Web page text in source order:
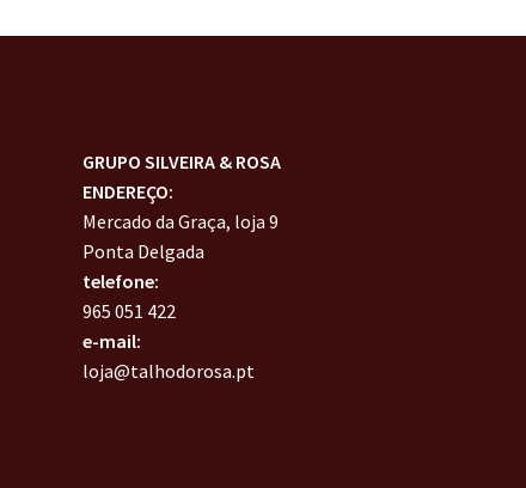
GRUPO SILVEIRA & ROSA
ENDEREÇO:
Mercado da Graça, loja 9
Ponta Delgada
telefone:
965 051 422
e-mail:
loja@talhodorosa.pt